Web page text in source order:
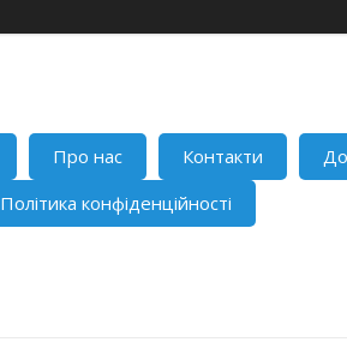
Про нас Контакти
Політика конфіденційності